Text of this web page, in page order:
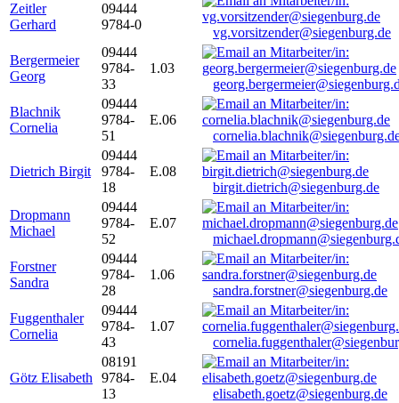
Zeitler
Gerhard
09444
9784-0
vg.vorsitzender@siegenburg.de
Bergermeier
Georg
09444
9784-
33
1.03
Blachnik
Cornelia
09444
9784-
51
E.06
Dietrich Birgit
09444
9784-
18
E.08
birgit.dietrich@siegenburg.de
Dropmann
Michael
09444
9784-
52
E.07
Forstner
Sandra
09444
9784-
28
1.06
sandra.forstner@siegenburg.de
Fuggenthaler
Cornelia
09444
9784-
43
1.07
Götz Elisabeth
08191
9784-
13
E.04
elisabeth.goetz@siegenburg.de